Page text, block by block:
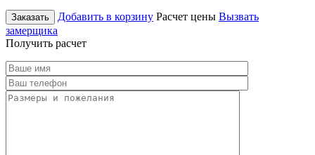
Заказать Добавить в корзину Расчет цены Вызвать
замерщика
Получить расчет